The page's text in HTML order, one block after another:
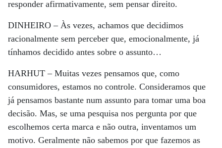
responder afirmativamente, sem pensar direito.
DINHEIRO –Às vezes, achamos que decidimos
racionalmente sem perceber que, emocionalmente, já
tínhamos decidido antes sobre o assunto…
HARHUT –Muitas vezes pensamos que, como
consumidores, estamos no controle. Consideramos que
já pensamos bastante num assunto para tomar uma boa
decisão. Mas, se uma pesquisa nos pergunta por que
escolhemos certa marca e não outra, inventamos um
motivo. Geralmente não sabemos por que fazemos as